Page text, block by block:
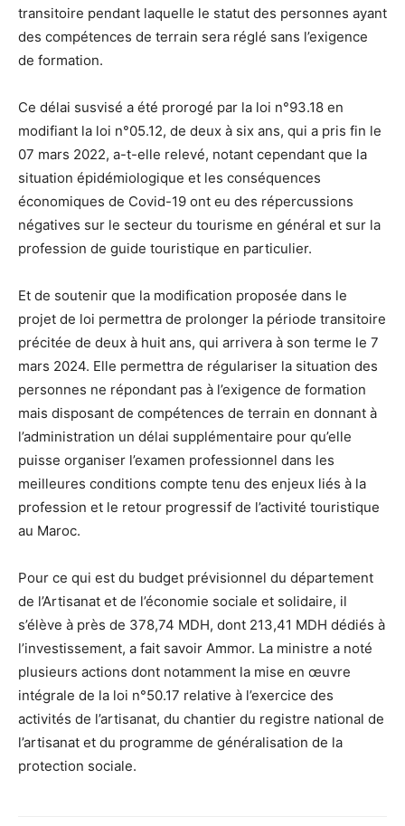
transitoire pendant laquelle le statut des personnes ayant
des compétences de terrain sera réglé sans l’exigence
de formation.
Ce délai susvisé a été prorogé par la loi n°93.18 en
modifiant la loi n°05.12, de deux à six ans, qui a pris fin le
07 mars 2022, a-t-elle relevé, notant cependant que la
situation épidémiologique et les conséquences
économiques de Covid-19 ont eu des répercussions
négatives sur le secteur du tourisme en général et sur la
profession de guide touristique en particulier.
Et de soutenir que la modification proposée dans le
projet de loi permettra de prolonger la période transitoire
précitée de deux à huit ans, qui arrivera à son terme le 7
mars 2024. Elle permettra de régulariser la situation des
personnes ne répondant pas à l’exigence de formation
mais disposant de compétences de terrain en donnant à
l’administration un délai supplémentaire pour qu’elle
puisse organiser l’examen professionnel dans les
meilleures conditions compte tenu des enjeux liés à la
profession et le retour progressif de l’activité touristique
au Maroc.
Pour ce qui est du budget prévisionnel du département
de l’Artisanat et de l’économie sociale et solidaire, il
s’élève à près de 378,74 MDH, dont 213,41 MDH dédiés à
l’investissement, a fait savoir Ammor. La ministre a noté
plusieurs actions dont notamment la mise en œuvre
intégrale de la loi n°50.17 relative à l’exercice des
activités de l’artisanat, du chantier du registre national de
l’artisanat et du programme de généralisation de la
protection sociale.